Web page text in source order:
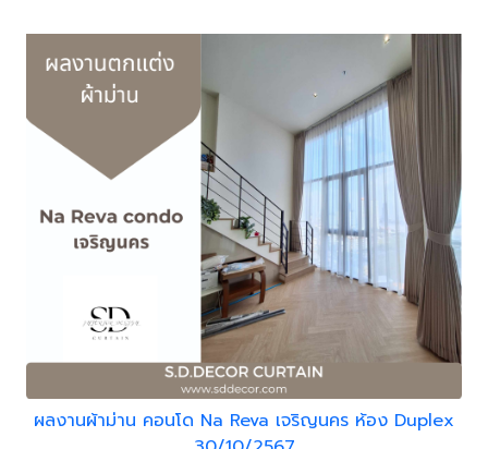
ผลงานผ้าม่าน คอนโด Na Reva เจริญนคร ห้อง Duplex